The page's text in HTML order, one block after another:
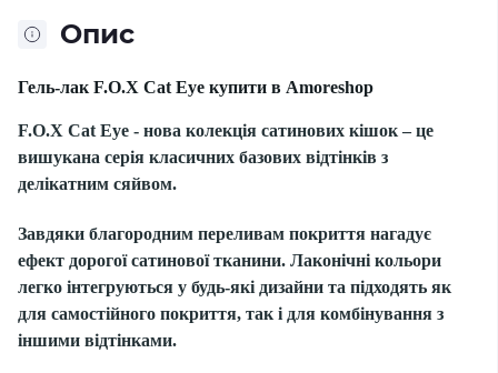
Опис
Гель-лак F.O.X Cat Eye купити в Amoreshop
F.O.X Cat Eye - нова колекція сатинових кішок – це
вишукана серія класичних базових відтінків з
делікатним сяйвом.
Завдяки благородним переливам покриття нагадує
ефект дорогої сатинової тканини. Лаконічні кольори
легко інтегруються у будь-які дизайни та підходять як
для самостійного покриття, так і для комбінування з
іншими відтінками.